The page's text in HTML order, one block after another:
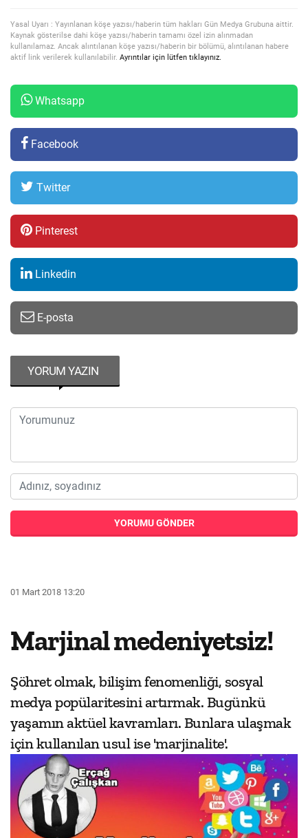
Yasal Uyarı : Yayınlanan köşe yazısı/haberin tüm hakları Gün Medya Grubuna aittir.
Kaynak gösterilse dahi köşe yazısı/haberin tamamı özel izin alınmadan
kullanılamaz. Ancak alıntılanan köşe yazısı/haberin bir bölümü, alıntılanan habere
aktif link verilerek kullanılabilir. Ayrıntılar için lütfen tıklayınız.
Whatsapp
Facebook
Twitter
Pinterest
Linkedin
E-posta
YORUM YAZIN
YORUMU GÖNDER
01 Mart 2018 13:20
Marjinal medeniyetsiz!
Şöhret olmak, bilişim fenomenliği, sosyal
medya popülaritesini artırmak. Bugünkü
yaşamın aktüel kavramları. Bunlara ulaşmak
için kullanılan usul ise 'marjinalite'.